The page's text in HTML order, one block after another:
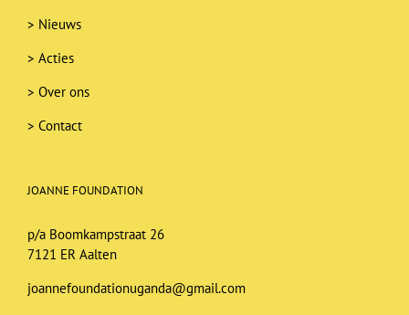
> Nieuws
> Acties
> Over ons
> Contact
JOANNE FOUNDATION
p/a Boomkampstraat 26
7121 ER Aalten
joannefoundationuganda@gmail.com